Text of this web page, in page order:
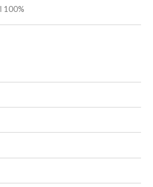
100%